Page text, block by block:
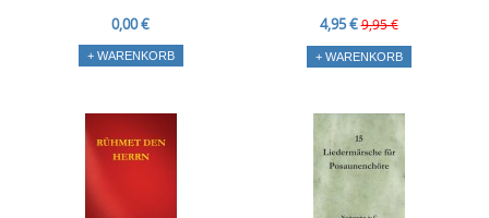
0,00 €
+ WARENKORB
4,95 €9,95 €
+ WARENKORB